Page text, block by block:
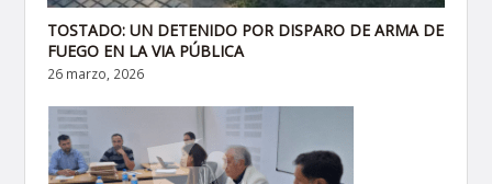
TOSTADO: UN DETENIDO POR DISPARO DE ARMA DE
FUEGO EN LA VIA PÚBLICA
26 marzo, 2026